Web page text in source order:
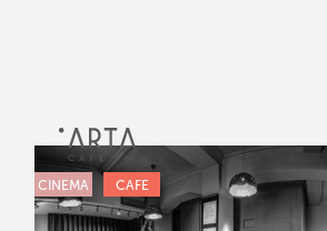
CINEMA CAFE